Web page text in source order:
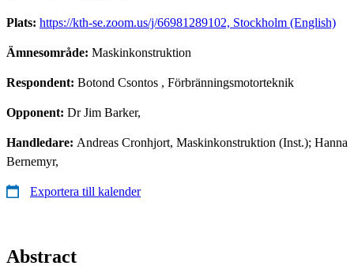
Plats: https://kth-se.zoom.us/j/66981289102, Stockholm (English)
Ämnesområde: Maskinkonstruktion
Respondent: Botond Csontos , Förbränningsmotorteknik
Opponent: Dr Jim Barker,
Handledare: Andreas Cronhjort, Maskinkonstruktion (Inst.); Hanna
Bernemyr,
Exportera till kalender
Abstract